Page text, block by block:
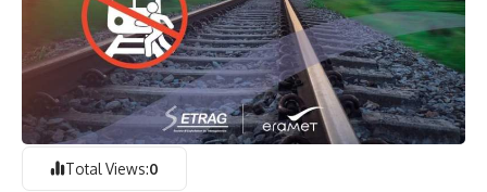
Total Views:0